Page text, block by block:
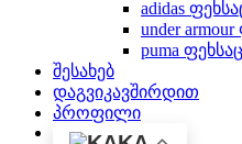
adidas
under
puma
შესახებ
დაგვიკავშირდით
პროფილი